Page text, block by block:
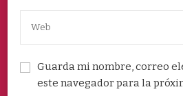
Guarda mi nombre, correo
este navegador para la